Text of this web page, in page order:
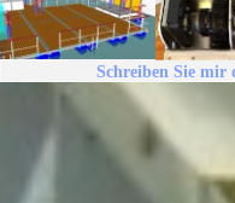
Schreiben Sie mir